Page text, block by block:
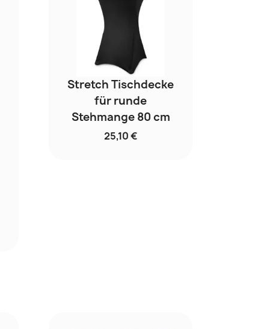
Stretch Tischdecke
für runde
Stehmange 80 cm
25,10 €